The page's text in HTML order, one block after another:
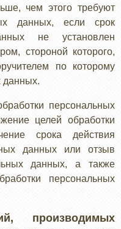
чем этого требуют
данных, если срок
не установлен
стороной которого,
по которому
данных.
персональных
целей обработки
срока действия
данных или отзыв
данных, а также
персональных
производимых